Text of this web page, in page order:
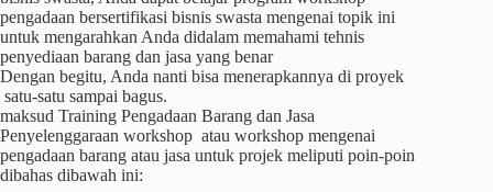
pengadaan bersertifikasi bisnis swasta mengenai topik ini
untuk mengarahkan Anda didalam memahami tehnis
penyediaan barang dan jasa yang benar
Dengan begitu, Anda nanti bisa menerapkannya di proyek
satu-satu sampai bagus.
maksud Training Pengadaan Barang dan Jasa
Penyelenggaraan workshop atau workshop mengenai
pengadaan barang atau jasa untuk projek meliputi poin-poin
dibahas dibawah ini: